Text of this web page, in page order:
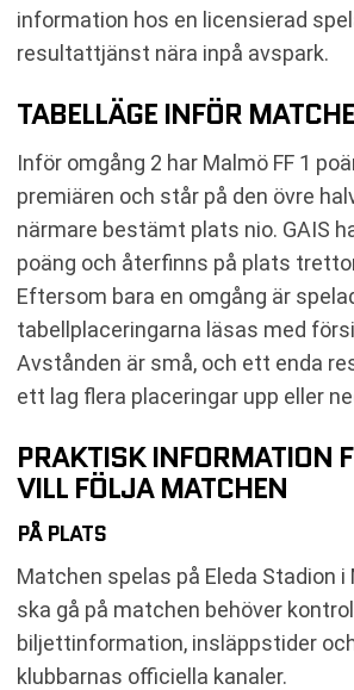
information hos en licensierad
resultattjänst nära inpå avspark.
TABELLÄGE INFÖR
Inför omgång 2 har Malmö FF 1
premiären och står på den övre
närmare bestämt plats nio. GAIS
poäng och återfinns på plats
Eftersom bara en omgång är
tabellplaceringarna läsas med
Avstånden är små, och ett enda
ett lag flera placeringar upp eller
PRAKTISK INFORMATION
VILL FÖLJA MATCHEN
PÅ PLATS
Matchen spelas på Eleda Stadion i
ska gå på matchen behöver
biljettinformation, insläppstider
klubbarnas officiella kanaler.